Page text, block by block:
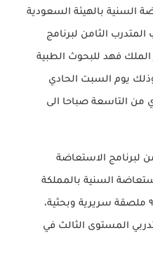
السنية بالهيئة السعودية
الثامن لبرنامج
فهد للبحوث الطبية
يوم السبت الحادي
من التاسعة صباحا الى
لبرنامج الاستعاضة
السنية بالمملكة
العربية السعودية حيث يعرض ٩٠ ملصقة سريرية وبحثية،
المستوى الثالث في